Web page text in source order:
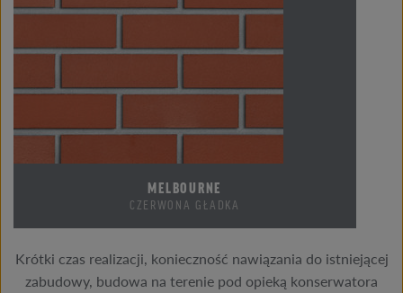
MELBOURNE
CZERWONA GŁADKA
Krótki czas realizacji, konieczność nawiązania do istniejącej
zabudowy, budowa na terenie pod opieką konserwatora